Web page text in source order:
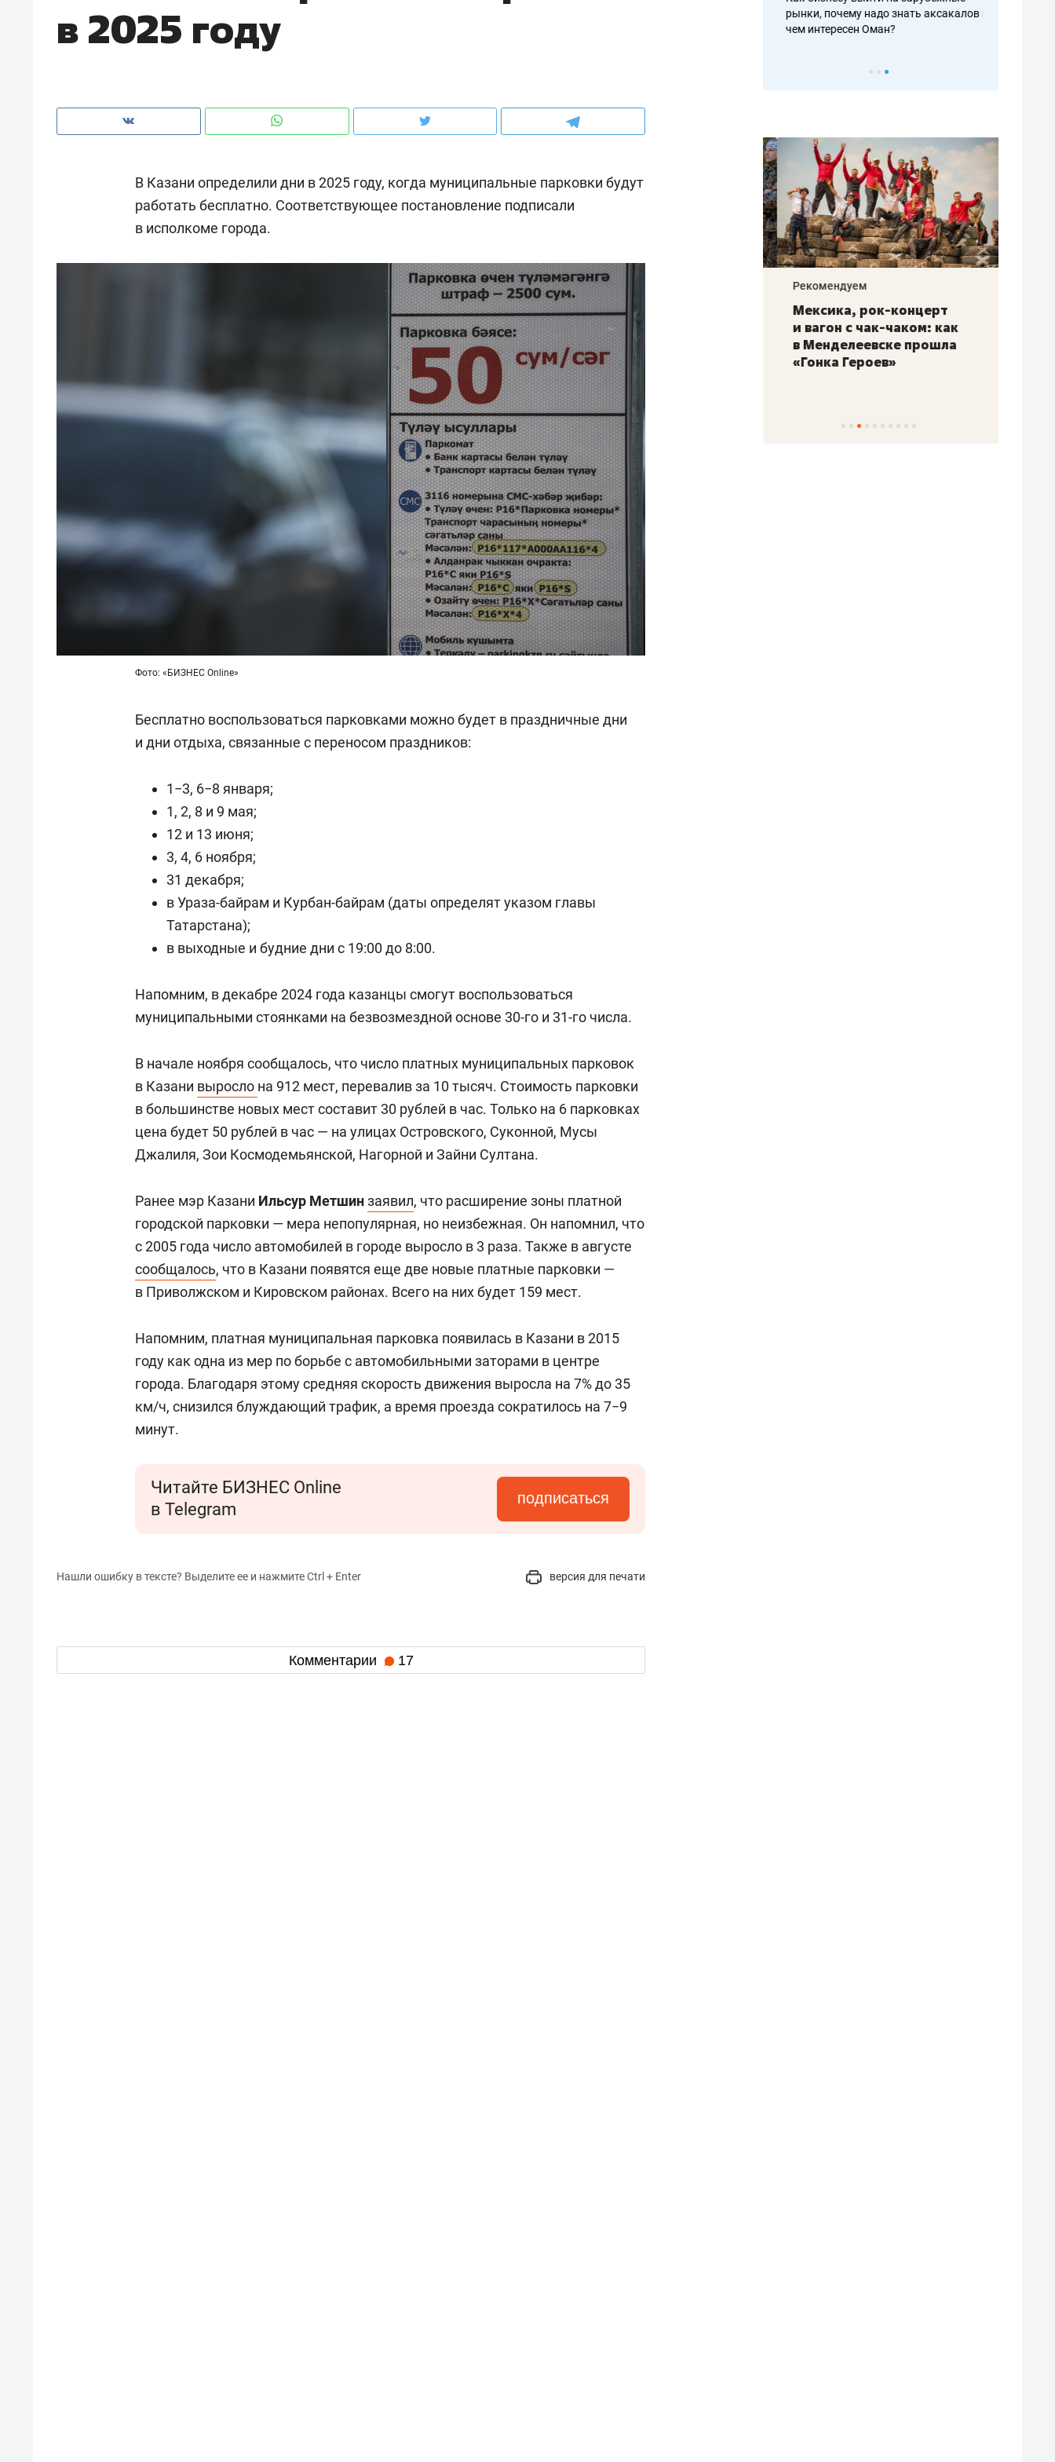
в 2025 году
В Казани определили дни в 2025 году, когда муниципальные парковки будут
работать бесплатно. Соответствующее постановление подписали
в исполкоме города.
Фото: «БИЗНЕС Online»
Бесплатно воспользоваться парковками можно будет в праздничные дни
и дни отдыха, связанные с переносом праздников:
1−3, 6−8 января;
1, 2, 8 и 9 мая;
12 и 13 июня;
3, 4, 6 ноября;
31 декабря;
в Ураза-байрам и Курбан-байрам (даты определят указом главы
Татарстана);
в выходные и будние дни с 19:00 до 8:00.
Напомним, в декабре 2024 года казанцы смогут воспользоваться
муниципальными стоянками на безвозмездной основе 30-го и 31-го числа.
В начале ноября сообщалось, что число платных муниципальных парковок
в Казани выросло на 912 мест, перевалив за 10 тысяч. Стоимость парковки
в большинстве новых мест составит 30 рублей в час. Только на 6 парковках
цена будет 50 рублей в час — на улицах Островского, Суконной, Мусы
Джалиля, Зои Космодемьянской, Нагорной и Зайни Султана.
Ранее мэр Казани Ильсур Метшинзаявил, что расширение зоны платной
городской парковки — мера непопулярная, но неизбежная. Он напомнил, что
с 2005 года число автомобилей в городе выросло в 3 раза. Также в августе
сообщалось, что в Казани появятся еще две новые платные парковки —
в Приволжском и Кировском районах. Всего на них будет 159 мест.
Напомним, платная муниципальная парковка появилась в Казани в 2015
году как одна из мер по борьбе с автомобильными заторами в центре
города. Благодаря этому средняя скорость движения выросла на 7% до 35
км/ч, снизился блуждающий трафик, а время проезда сократилось на 7−9
минут.
Читайте БИЗНЕС Online
в Telegram
подписаться
Нашли ошибку в тексте? Выделите ее и нажмите Ctrl + Enter версия для печати
Комментарии 17
рынки, почему надо знать аксакалов и
чем интересен Оман?
рынки, почему надо знать аксакалов и
чем интересен Оман?
150 камер до квартиры и Face
ID вместо ключа: какой будет
безопасность в ЖК «Нова»
Рекомендуем
Опыт выживания в дикой
природе, работа
с ментальным и физическим
состоянием как основа
антихрупких команд
Рекомендуем
Мексика, рок-концерт
и вагон с чак-чаком: как
в Менделеевске прошла
«Гонка Героев»